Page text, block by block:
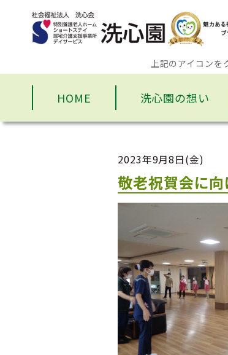
上記のアイコンを
HOME 洗心園の想い
2023年9月8日(金)
敬老祝賀会に